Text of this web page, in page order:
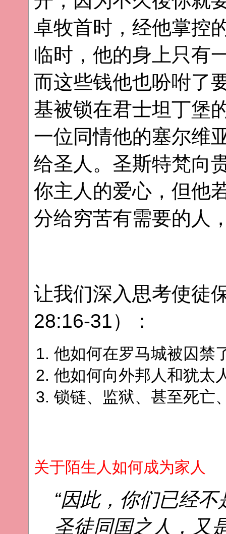
卓牧首时，经他掌控
临时，他的身上只有
而这些钱他也吩咐了
基被锁在君士坦丁堡
一位同情他的塞尔维
给圣人。圣斯特梵向
你主人的爱心，但他
分给穷苦有需要的人
让我们深入思考使徒
28:16-31）：
他如何在罗马城被囚禁
他如何向外邦人和犹太
锁链、监狱、甚至死亡
关于陌生人如何成为家人
“因此，你们已经
圣徒同国之人，又